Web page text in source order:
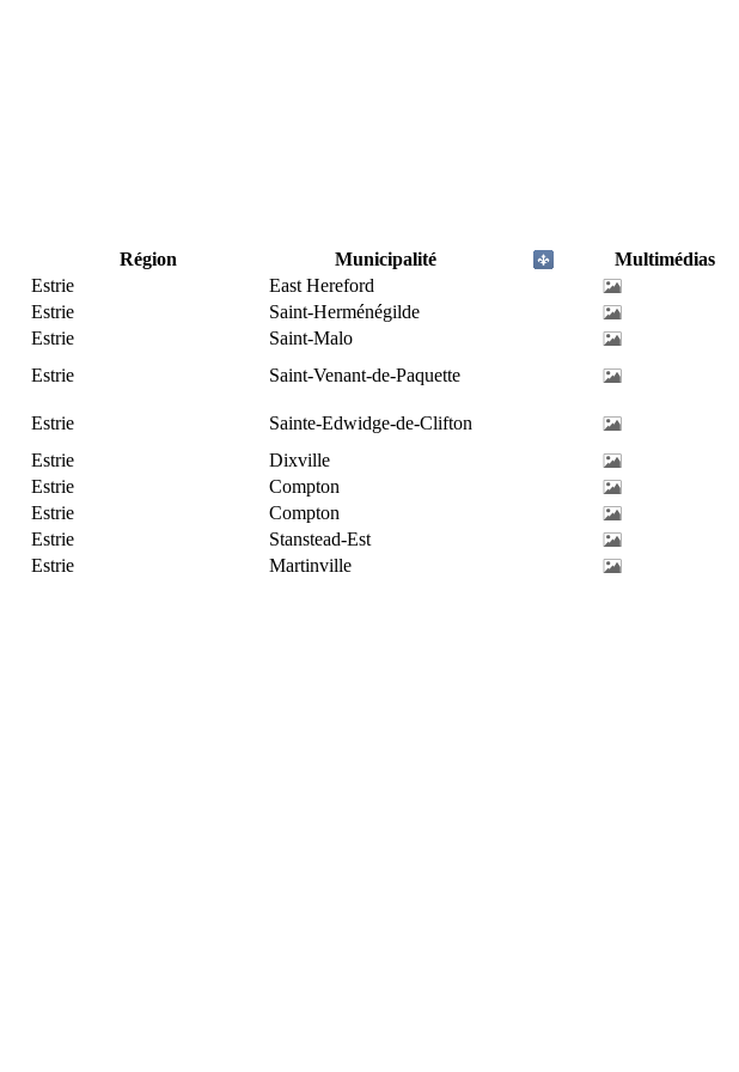
Région Municipalité
Multimédias
Estrie
East Hereford
Estrie
Saint-Herménégilde
Estrie
Saint-Malo
Estrie Saint-Venant-de-Paquette
Estrie
Sainte-Edwidge-de-Clifton
Estrie
Dixville
Estrie
Compton
Estrie
Compton
Estrie
Stanstead-Est
Estrie Martinville